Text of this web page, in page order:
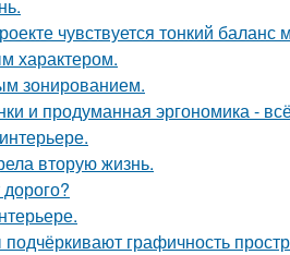
чувствуется тонкий
характером.
зонированием.
и продуманная эргономика -
вторую жизнь.
графичность